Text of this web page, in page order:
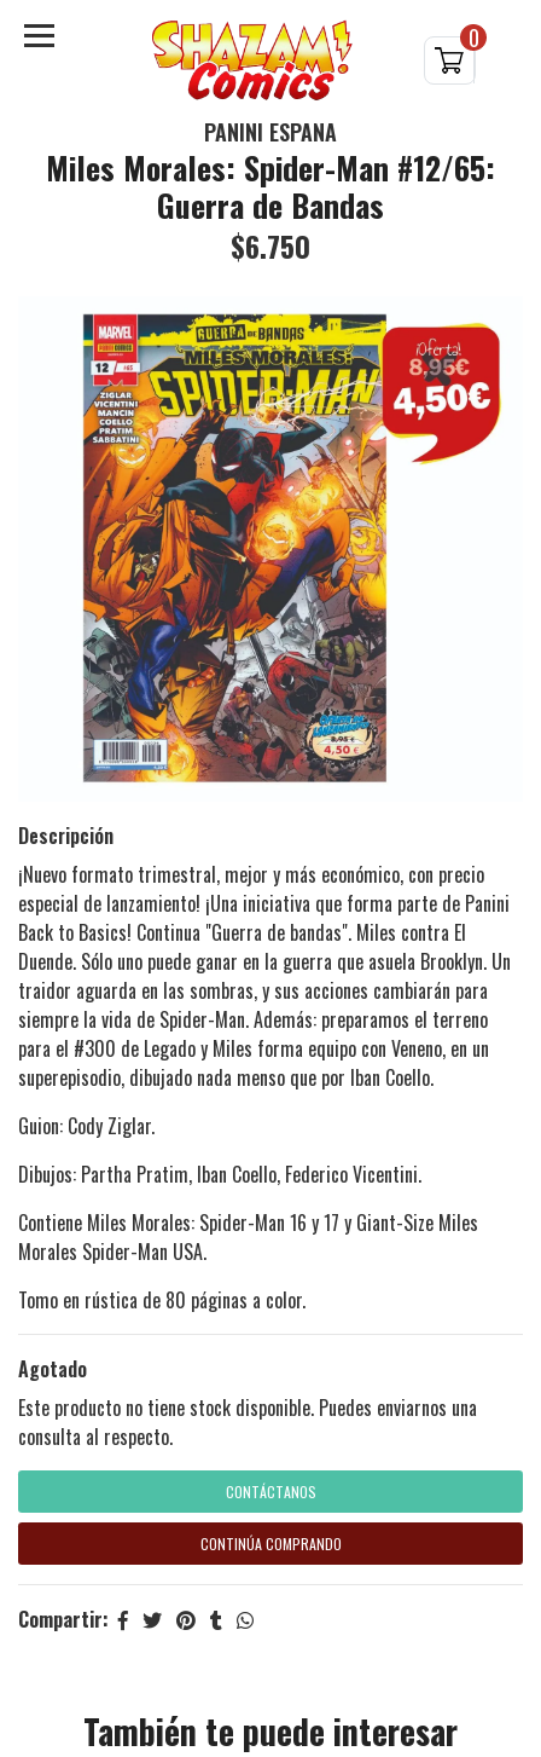
0
PANINI ESPAÑA
Miles Morales: Spider-Man #12/65:
Guerra de Bandas
$6.750
Descripción
¡Nuevo formato trimestral, mejor y más económico, con precio
especial de lanzamiento! ¡Una iniciativa que forma parte de Panini
Back to Basics! Continua "Guerra de bandas". Miles contra El
Duende. Sólo uno puede ganar en la guerra que asuela Brooklyn. Un
traidor aguarda en las sombras, y sus acciones cambiarán para
siempre la vida de Spider-Man. Además: preparamos el terreno
para el #300 de Legado y Miles forma equipo con Veneno, en un
superepisodio, dibujado nada menso que por Iban Coello.
Guion: Cody Ziglar.
Dibujos: Partha Pratim, Iban Coello, Federico Vicentini.
Contiene Miles Morales: Spider-Man 16 y 17 y Giant-Size Miles
Morales Spider-Man USA.
Tomo en rústica de 80 páginas a color.
Agotado
Este producto no tiene stock disponible. Puedes enviarnos una
consulta al respecto.
CONTÁCTANOS
CONTINÚA COMPRANDO
Compartir:
También te puede interesar